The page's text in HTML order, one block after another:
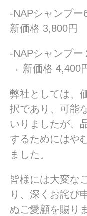
-NAPシャンプ
新価格 3,800円
-NAPシャンプ
→ 新価格 4,400
弊社としては、
択であり、可能
いりましたが、
するためにはや
ました。
皆様には大変な
り、深くお詫び
ぬご愛顧を賜り